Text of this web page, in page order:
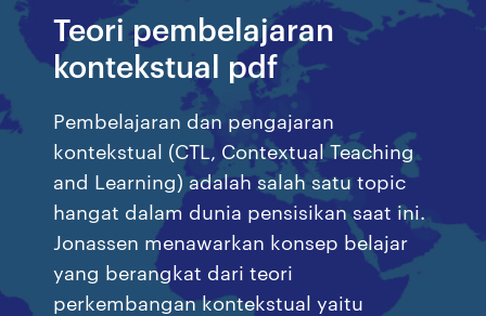
Teori pembelajaran
kontekstual pdf
Pembelajaran dan pengajaran
kontekstual (CTL, Contextual Teaching
and Learning) adalah salah satu topic
hangat dalam dunia pensisikan saat ini.
Jonassen menawarkan konsep belajar
yang berangkat dari teori
perkembangan kontekstual yaitu